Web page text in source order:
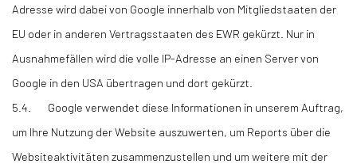
Adresse wird dabei von Google innerhalb von Mitgliedstaaten der
EU oder in anderen Vertragsstaaten des EWR gekürzt. Nur in
Ausnahmefällen wird die volle IP-Adresse an einen Server von
Google in den USA übertragen und dort gekürzt.
5.4. Google verwendet diese Informationen in unserem Auftrag,
um Ihre Nutzung der Website auszuwerten, um Reports über die
Websiteaktivitäten zusammenzustellen und um weitere mit der